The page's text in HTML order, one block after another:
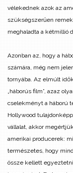
vélekednek azok az
szükségszerűen
meghaladta a kétmillió
Azonban az, hogy a
számára, még nem
tornyába. Az elmúlt
„háborús film”, azaz
cselekményt a háború
Hollywood
vállalat, akkor
amerikai producerek:
természetes, hogy
össze kellett